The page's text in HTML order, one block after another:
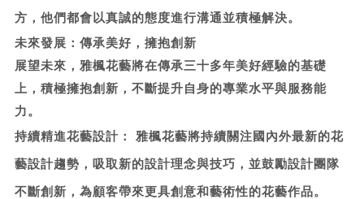
方，他們都會以真誠的態度進行溝通並積極解決。
未來發展：傳承美好，擁抱創新
展望未來，雅楓花藝將在傳承三十多年美好經驗的基礎
上，積極擁抱創新，不斷提升自身的專業水平與服務能
力。
持續精進花藝設計：
雅楓花藝將持續關注國內外最新的花
藝設計趨勢，吸取新的設計理念與技巧，並鼓勵設計團隊
不斷創新，為顧客帶來更具創意和藝術性的花藝作品。